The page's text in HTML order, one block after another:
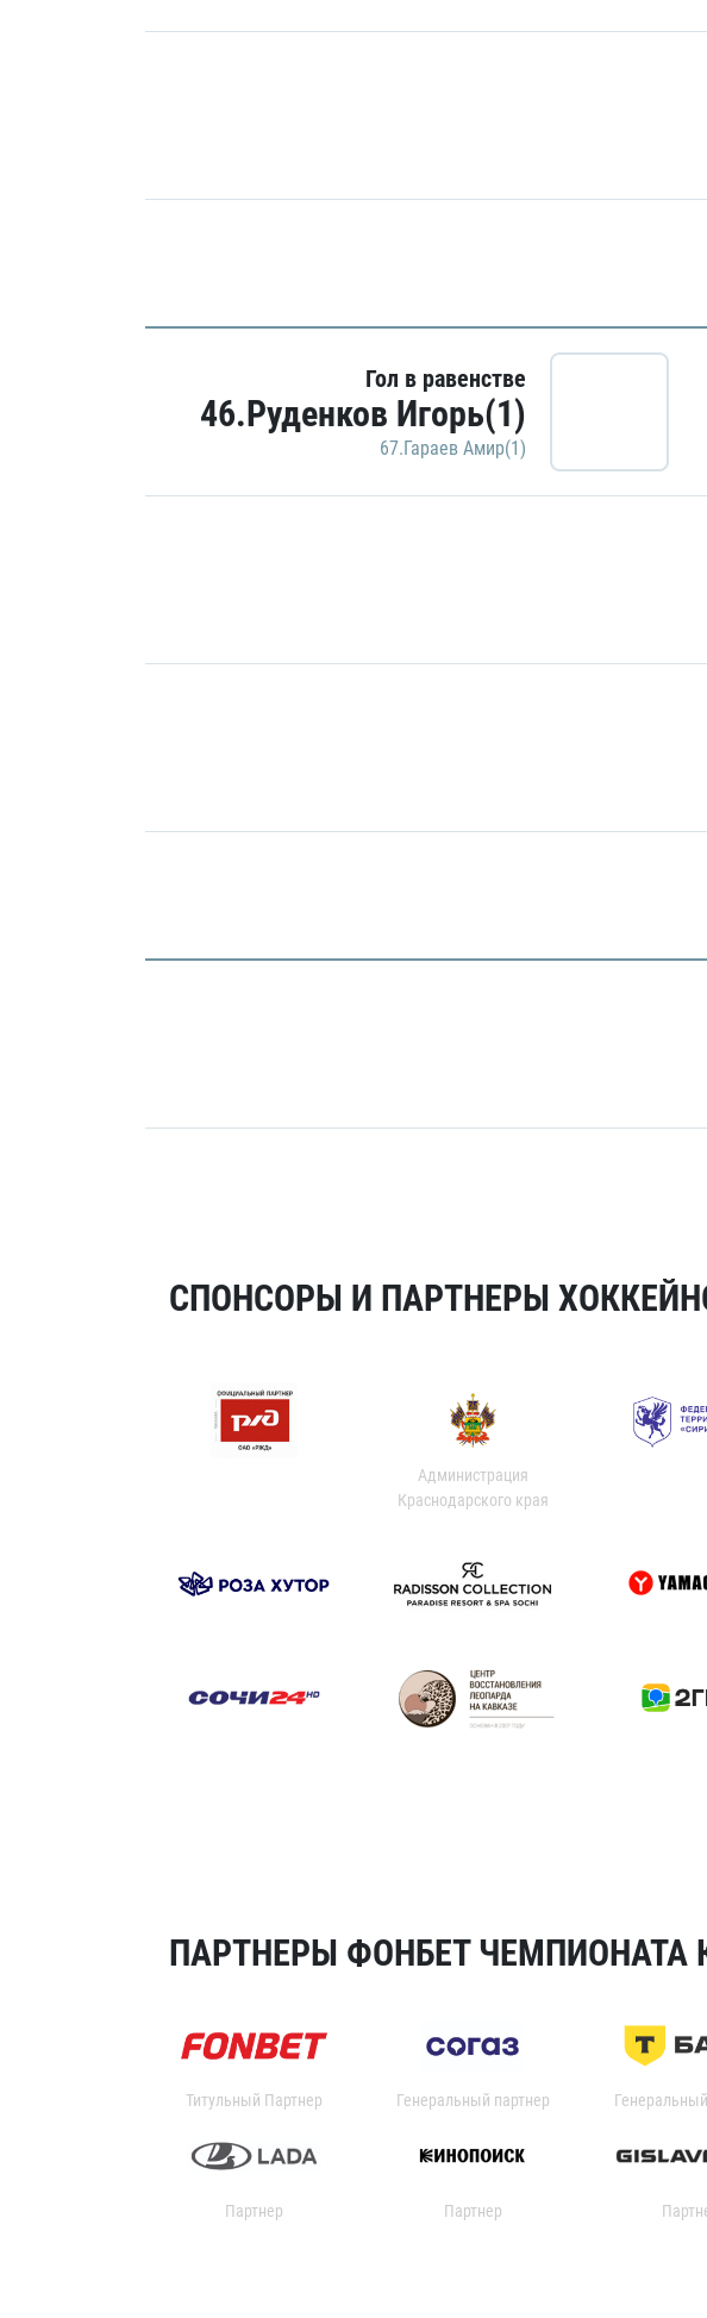
Гол в равенстве
46.Руденков Игорь(1)
67.Гараев Амир(1)
СПОНСОРЫ И ПАРТНЕРЫ
Администрация
Краснодарского края
ПАРТНЕРЫ ФОНБЕТ ЧЕМПИОНАТА
Титульный Партнер Генеральный партнер
Партнер Партнер